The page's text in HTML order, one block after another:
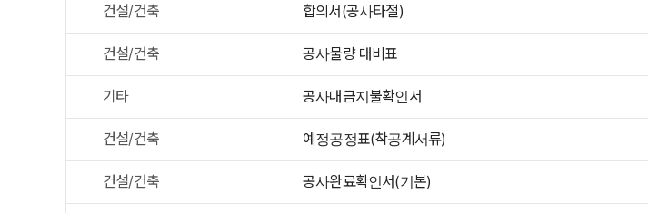
건설/건축 합의서(공사타절)
건설/건축 공사물량 대비표
기타 공사대금지불확인서
건설/건축 예정공정표(착공계서류)
건설/건축 공사완료확인서(기본)